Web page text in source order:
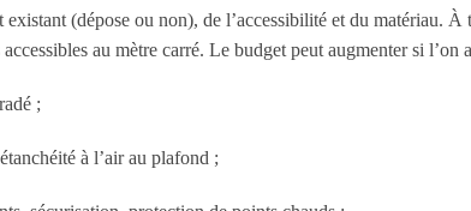
existant (dépose ou non), de l’accessibilité et du matériau.
au mètre carré. Le budget peut augmenter si l’on
;
à l’air au plafond ;